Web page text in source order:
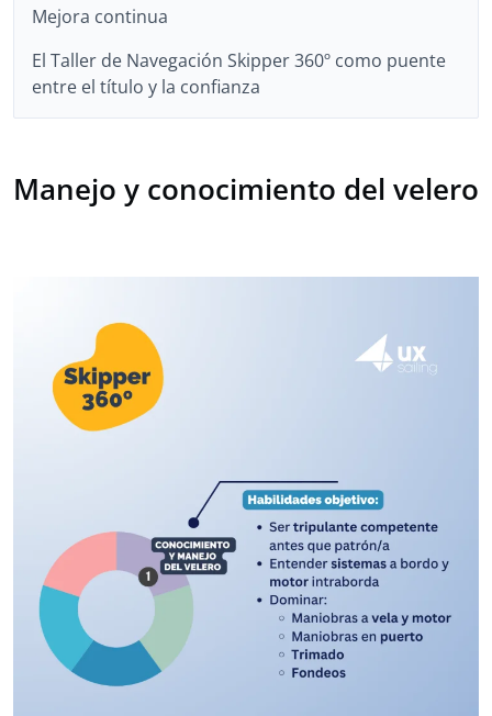
Mejora continua
El Taller de Navegación Skipper 360º como puente
entre el título y la confianza
Manejo y conocimiento del velero